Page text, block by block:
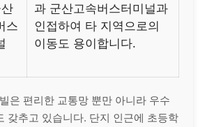
스
과 군산고속버스터미널과
인접하여 타 지역으로의
이동도 용이합니다.
은 편리한 교통망 뿐만 아니라 우수
갖추고 있습니다. 단지 인근에 초등학